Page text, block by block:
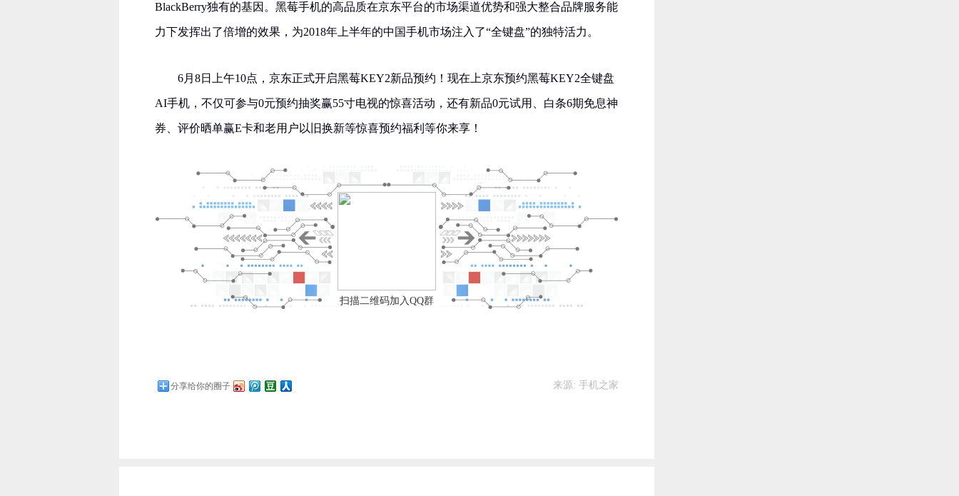
BlackBerry独有的基因。黑莓手机的高品质在京东平台的市场渠道优势和强大整合品牌服务能
力下发挥出了倍增的效果，为2018年上半年的中国手机市场注入了“全键盘”的独特活力。
6月8日上午10点，京东正式开启黑莓KEY2新品预约！现在上京东预约黑莓KEY2全键盘
AI手机，不仅可参与0元预约抽奖赢55寸电视的惊喜活动，还有新品0元试用、白条6期免息神
券、评价晒单赢E卡和老用户以旧换新等惊喜预约福利等你来享！
扫描二维码加入QQ群
分享给你的圈子 来源: 手机之家